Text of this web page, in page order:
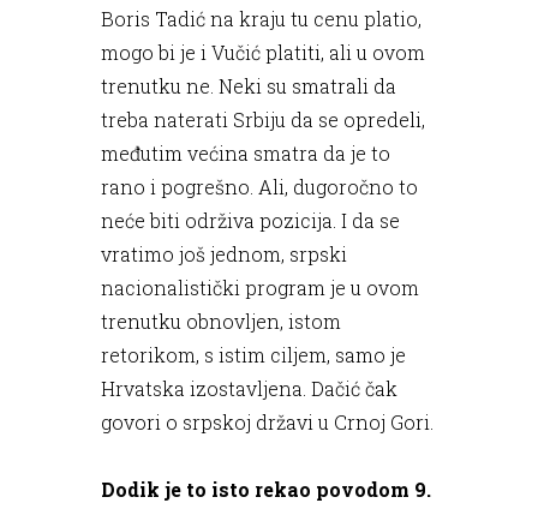
Boris Tadić na kraju tu cenu platio,
mogo bi je i Vučić platiti, ali u ovom
trenutku ne. Neki su smatrali da
treba naterati Srbiju da se opredeli,
međutim većina smatra da je to
rano i pogrešno. Ali, dugoročno to
neće biti održiva pozicija. I da se
vratimo još jednom, srpski
nacionalistički program je u ovom
trenutku obnovljen, istom
retorikom, s istim ciljem, samo je
Hrvatska izostavljena. Dačić čak
govori o srpskoj državi u Crnoj Gori.
Dodik je to isto rekao povodom 9.